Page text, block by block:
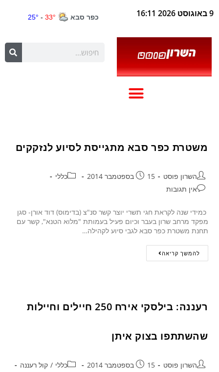
9 באוגוסט 2026 16:11
משטרת כפר סבא מתגייסת לסיוע לנזקקים
השרון פוסט 15 בספטמבר 2014
כללי
אין תגובות
כמידי שנה לקראת חגי תשרי יוצר קשר סנ"צ (בדימוס) דוד אורן- סגן
מפקד מרחב שרון בעבר וכיום פעיל בעמותת "מלוא הטנא", קשר עם
תחנת משטרת כפר סבא לגבי סיוע לקהילה…
להמשך קריאה
רעננה: בילסקי אירח 250 חיילים וחיילות
שהשתתפו בצוק איתן
השרון פוסט 15 בספטמבר 2014 כללי / קול רעננה